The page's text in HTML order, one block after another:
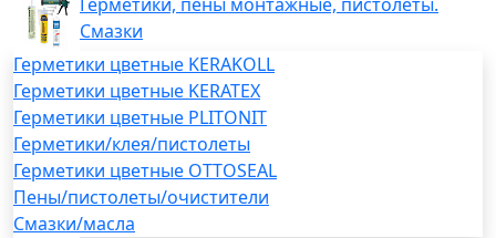
Герметики, пены монтажные, пистолеты.
Смазки
Герметики цветные KERAKOLL
Герметики цветные KERATEX
Герметики цветные PLITONIT
Герметики/клея/пистолеты
Герметики цветные OTTOSEAL
Пены/пистолеты/очистители
Смазки/масла